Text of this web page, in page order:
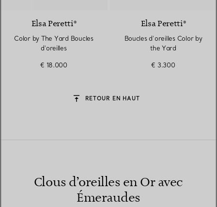
Elsa Peretti®
Color by The Yard Boucles
d'oreilles
€ 18.000
Elsa Peretti®
Boucles d’oreilles Color by
the Yard
€ 3.300
RETOUR EN HAUT
Clous d’oreilles en Or avec
Émeraudes